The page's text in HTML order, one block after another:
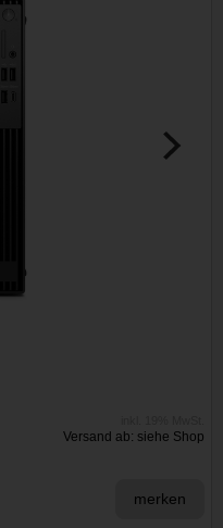
Versand ab: siehe Shop
merken